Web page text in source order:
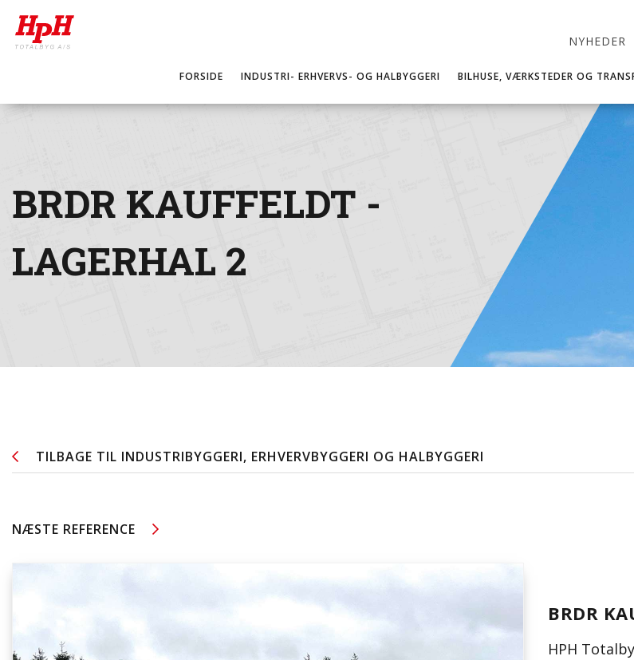
NYHEDER
FORSIDE INDUSTRI- ERHVERVS- OG HALBYGGERI BILHUSE, VÆRKSTEDER OG
BRDR KAUFFELDT -
LAGERHAL 2
TILBAGE TIL INDUSTRIBYGGERI, ERHVERVBYGGERI OG HALBYGGERI
NÆSTE REFERENCE
BRDR
HPH